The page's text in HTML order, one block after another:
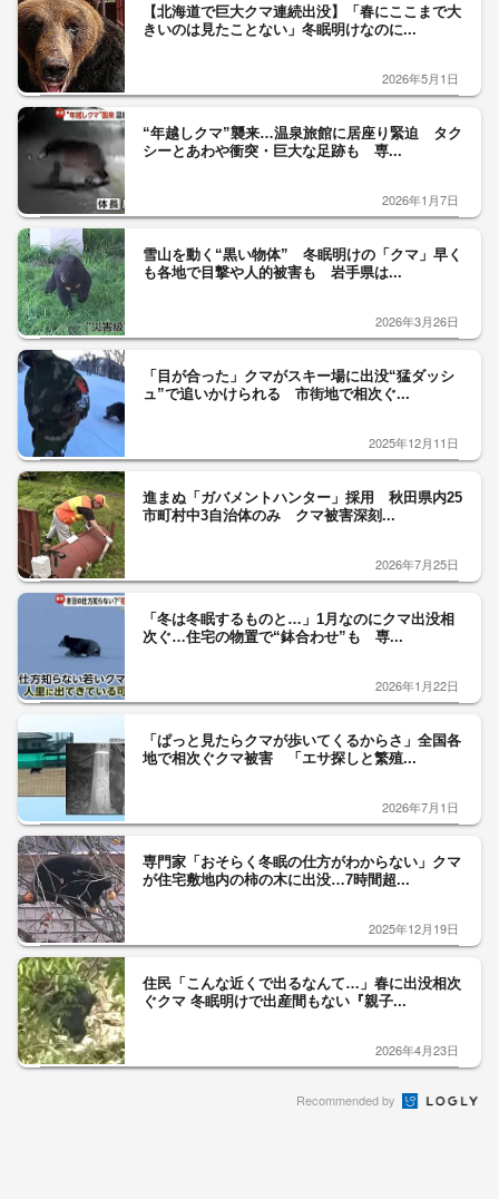
【北海道で巨大クマ連続出没】「春にここまで大
きいのは見たことない」冬眠明けなのに...
2026年5月1日
“年越しクマ”襲来…温泉旅館に居座り緊迫 タク
シーとあわや衝突・巨大な足跡も 専...
2026年1月7日
雪山を動く“黒い物体” 冬眠明けの「クマ」早く
も各地で目撃や人的被害も 岩手県は...
2026年3月26日
「目が合った」クマがスキー場に出没“猛ダッシ
ュ”で追いかけられる 市街地で相次ぐ...
2025年12月11日
進まぬ「ガバメントハンター」採用 秋田県内25
市町村中3自治体のみ クマ被害深刻...
2026年7月25日
「冬は冬眠するものと…」1月なのにクマ出没相
次ぐ…住宅の物置で“鉢合わせ”も 専...
2026年1月22日
「ぱっと見たらクマが歩いてくるからさ」全国各
地で相次ぐクマ被害 「エサ探しと繁殖...
2026年7月1日
専門家「おそらく冬眠の仕方がわからない」クマ
が住宅敷地内の柿の木に出没…7時間超...
2025年12月19日
住民「こんな近くで出るなんて…」春に出没相次
ぐクマ 冬眠明けで出産間もない『親子...
2026年4月23日
Recommended by